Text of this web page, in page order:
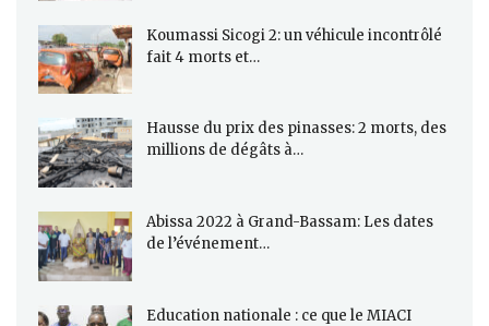
Koumassi Sicogi 2: un véhicule incontrôlé
fait 4 morts et…
Hausse du prix des pinasses: 2 morts, des
millions de dégâts à…
Abissa 2022 à Grand-Bassam: Les dates
de l’événement…
Education nationale : ce que le MIACI